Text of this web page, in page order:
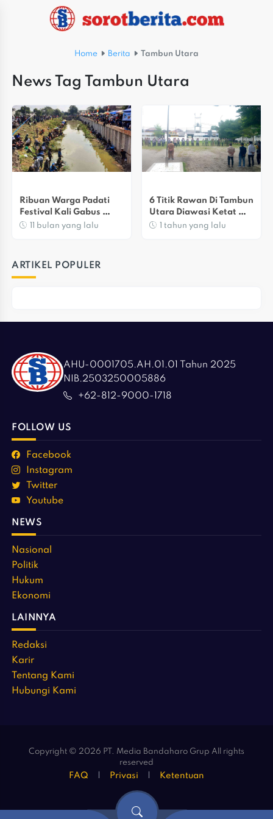
Home Berita Tambun Utara
News Tag Tambun Utara
Ribuan Warga Padati
Festival Kali Gabus
Tambun Utara Di HUT RI
11 bulan yang lalu
6 Titik Rawan Di Tambun
Utara Diawasi Ketat
Jelang Tahun Baru 2025
1 tahun yang lalu
ARTIKEL POPULER
AHU-0001705.AH.01.01 Tahun 2025
NIB.2503250005886
+62-812-9000-1718
FOLLOW US
Facebook
Instagram
Twitter
Youtube
NEWS
Nasional
Politik
Hukum
Ekonomi
LAINNYA
Redaksi
Karir
Tentang Kami
Hubungi Kami
Copyright © 2026 PT. Media Bandaharo Grup All rights
reserved
FAQ Privasi Ketentuan